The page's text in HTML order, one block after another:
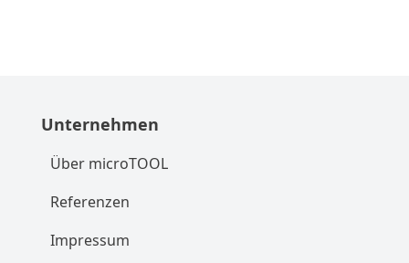
Unternehmen
Über microTOOL
Referenzen
Impressum